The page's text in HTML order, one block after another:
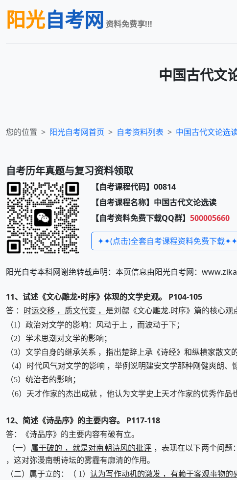
阳光自考网 资料免费享!!!
中国古代文
您的位置 阳光自考网首页 自考资料列表 中国古代文论选
自考历年真题与复习资料领取
【自考课程代码】00814
【自考课程名称】中国古代文论选读
【自考资料免费下载QQ群】 500005660
✦✦(点击)全套自考课程资料免费下载✦✦
阳光自考本科网谢绝转载声明：本页信息由阳光自考网：
11、试述《文心雕龙•时序》体现的文学史观。 P104-105
答 ： 时运交移 ，质文代变 ，
是刘勰《文心雕龙.时序》篇的核心观
（1）政治对文学的影响：风动于上 ，而波动于下；
（2）学术思潮对文学的影响；
（3）文学自身的继承关系 ，指出楚辞上承《诗经》和纵横家散文
（4）时代风气对文学的影响 ，举例说明建安文学那种刚健爽朗
（5）统治者的影响；
（6）天才作家的杰出成就 ，他认为文学史上天才作家的优秀作品
12、简述《诗品序》的主要内容。 P117-118
答：《诗品序》的主要内容有破有立。
（一） 属于破的 ，就是对南朝诗风的批评 ，表现在以下两个问题
，这对弥漫南朝诗坛的雾霾有廓清的作用。
（二）属于立的：（ 1） 认为写作动机的激发 ，有赖于客观事物的